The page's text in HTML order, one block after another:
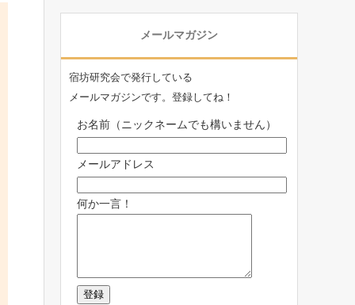
メールマガジン
宿坊研究会で発行している
メールマガジンです。登録してね！
お名前（ニックネームでも構いません）
メールアドレス
何か一言！